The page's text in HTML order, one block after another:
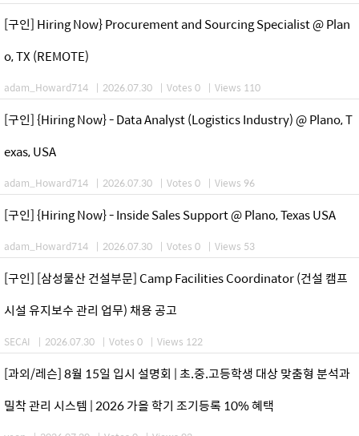
[구인] Hiring Now} Procurement and Sourcing Specialist @ Plan
o, TX (REMOTE)
adam_Howard714 | 2026.07.30 | Votes 0 | Views 110
[구인] {Hiring Now} - Data Analyst (Logistics Industry) @ Plano, T
exas, USA
adam_Howard714 | 2026.07.30 | Votes 0 | Views 96
[구인] {Hiring Now} - Inside Sales Support @ Plano, Texas USA
adam_Howard714 | 2026.07.30 | Votes 0 | Views 53
[구인] [삼성물산 건설부문] Camp Facilities Coordinator (건설 캠프
시설 유지보수 관리 업무) 채용 공고
SECAI | 2026.07.30 | Votes 0 | Views 122
[과외/레슨] 8월 15일 입시 설명회 | 초.중.고등학생 대상 맞춤형 분석과
밀착 관리 시스템 | 2026 가을 학기 조기등록 10% 혜택